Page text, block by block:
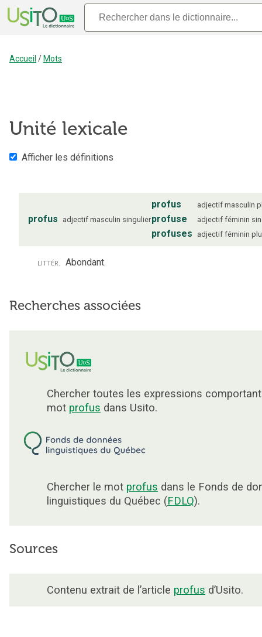
Accueil / Mots
Unité lexicale
Afficher les définitions
profus adjectif masculin singulier
profus adjectif masculin
profuse adjectif féminin
profuses adjectif féminin
littér. Abondant.
Recherches associées
Chercher toutes les expressions
mot profus dans Usito.
Chercher le mot profus dans le Fonds de
linguistiques du Québec (FDLQ).
Sources
Contenu extrait de l’article profus d’Usito.